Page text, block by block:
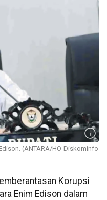
(ANTARA/HO-Diskominfo
Korupsi
Enim Edison dalam